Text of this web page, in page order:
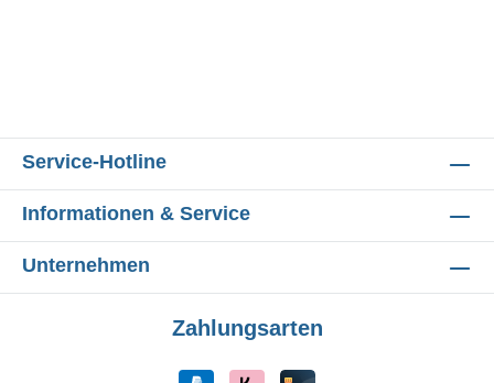
Service-Hotline
Informationen & Service
Unternehmen
Zahlungsarten